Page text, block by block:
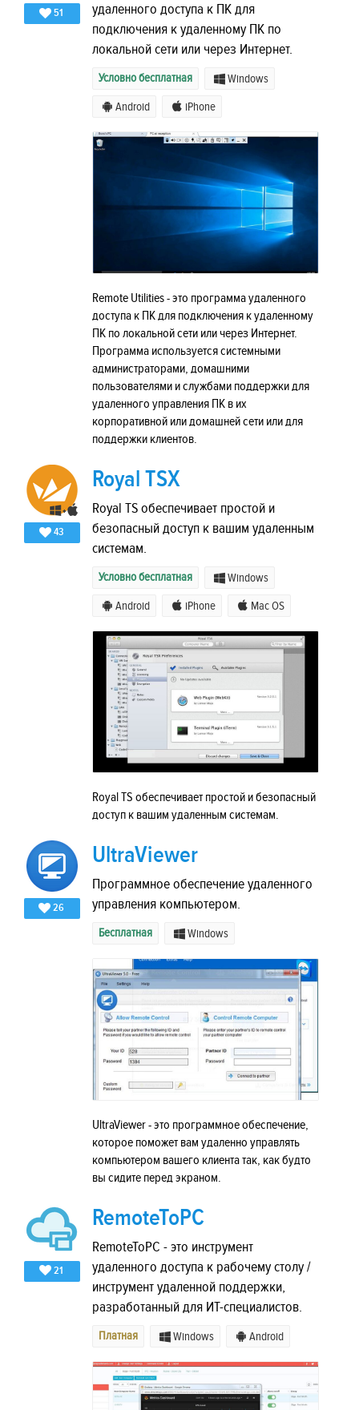
51
удаленного доступа к ПК для
подключения к удаленному ПК по
локальной сети или через Интернет.
Условно бесплатная Windows
Android iPhone
Remote Utilities - это программа удаленного
доступа к ПК для подключения к удаленному
ПК по локальной сети или через Интернет.
Программа используется системными
администраторами, домашними
пользователями и службами поддержки для
удаленного управления ПК в их
корпоративной или домашней сети или для
поддержки клиентов.
43
Royal TSX
Royal TS обеспечивает простой и
безопасный доступ к вашим удаленным
системам.
Условно бесплатная Windows
Android iPhone Mac OS
Royal TS обеспечивает простой и безопасный
доступ к вашим удаленным системам.
26
UltraViewer
Программное обеспечение удаленного
управления компьютером.
Бесплатная Windows
UltraViewer - это программное обеспечение,
которое поможет вам удаленно управлять
компьютером вашего клиента так, как будто
вы сидите перед экраном.
21
RemoteToPC
RemoteToPC - это инструмент
удаленного доступа к рабочему столу /
инструмент удаленной поддержки,
разработанный для ИТ-специалистов.
Платная Windows Android